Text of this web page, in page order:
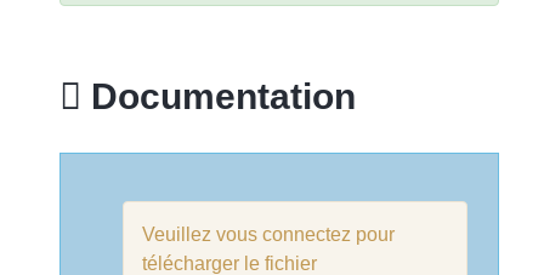
Documentation
Veuillez vous connectez pour
télécharger le fichier